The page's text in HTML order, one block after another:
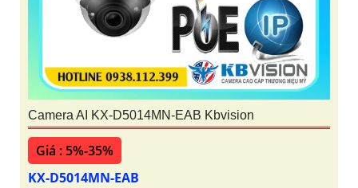
Camera AI KX-D5014MN-EAB Kbvision
Giá : 5%-35%
KX-D5014MN-EAB